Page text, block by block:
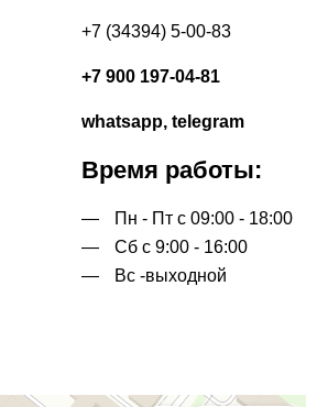
+7 (34394) 5-00-83
+7 900 197-04-81
whatsapp, telegram
Время работы:
Пн - Пт с 09:00 - 18:00
Сб с 9:00 - 16:00
Вс -выходной